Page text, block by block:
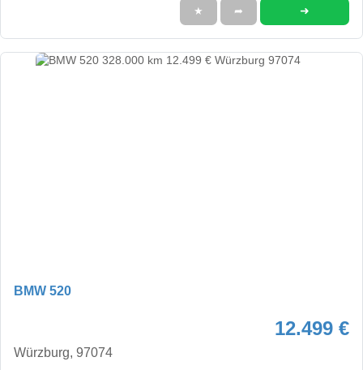
★ ➦ ➜
BMW 520
12.499 €
Würzburg, 97074